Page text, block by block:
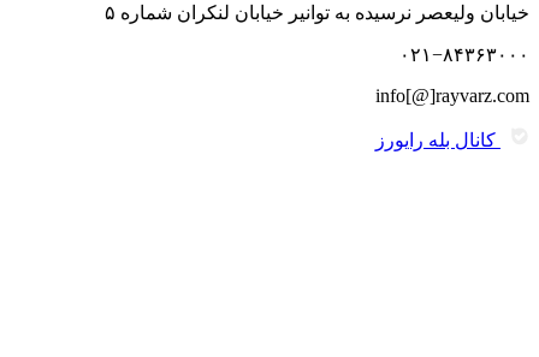
خیابان ولیعصر نرسیده به توانیر خیابان لنکران شماره ۵
۰۲۱−۸۴۳۶۳۰۰۰
info[@]rayvarz.com
کانال بله رایورز